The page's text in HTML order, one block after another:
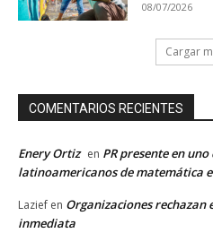
08/07/2026
Cargar
COMENTARIOS RECIENTES
Enery Ortiz en PR presente en
latinoamericanos de matemática
Lazief en Organizaciones rechazan
inmediata